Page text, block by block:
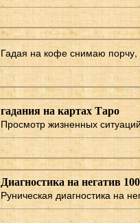
Гадая на кофе снимаю порчу,
гадания на картах Таро
Просмотр жизненных
Диагностика на негатив
Руническая диагностика на